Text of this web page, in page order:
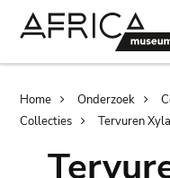
Home Onderzoek
Collecties
Tervuren